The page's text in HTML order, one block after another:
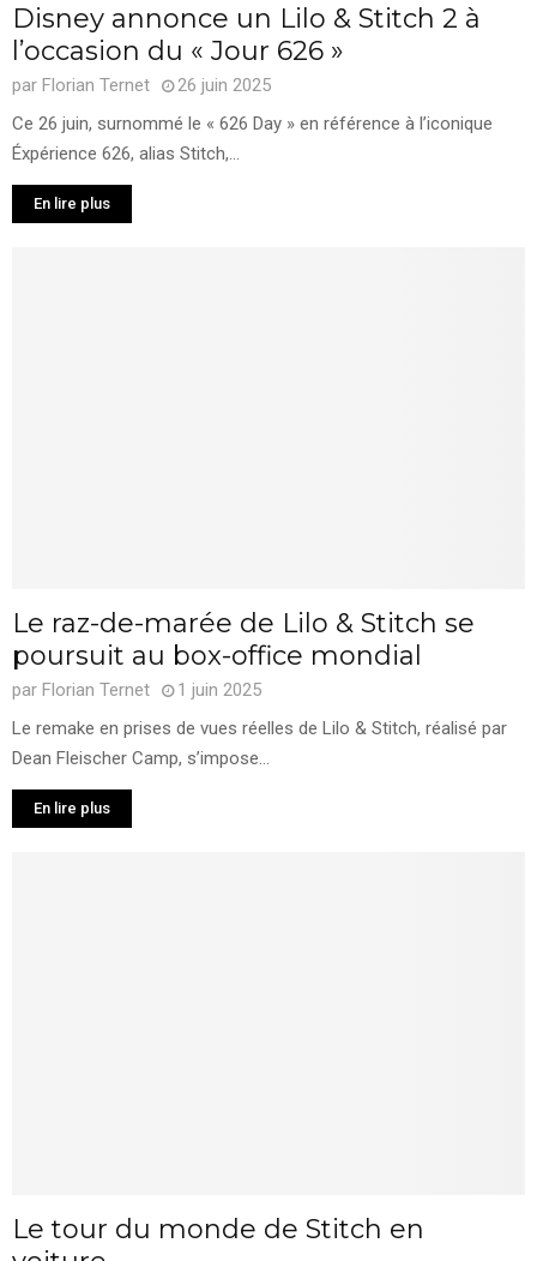
Disney annonce un Lilo & Stitch 2 à
l’occasion du « Jour 626 »
par Florian Ternet
26 juin 2025
Ce 26 juin, surnommé le « 626 Day » en référence à l’iconique
Éxpérience 626, alias Stitch,...
En lire plus
Le raz-de-marée de Lilo & Stitch se
poursuit au box-office mondial
par Florian Ternet
1 juin 2025
Le remake en prises de vues réelles de Lilo & Stitch, réalisé par
Dean Fleischer Camp, s’impose...
En lire plus
Le tour du monde de Stitch en